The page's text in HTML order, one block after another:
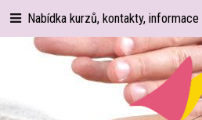
Nabídka kurzů, kontakty, informace